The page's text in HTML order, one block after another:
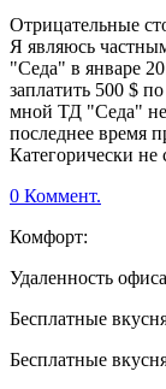
Отрицательные
Я являюсь
"Седа" в январе
заплатить 500 $
мной ТД "Седа" не
последнее время
Категорически не
0 Коммент.
Комфорт:
Удаленность
Бесплатные
Бесплатные